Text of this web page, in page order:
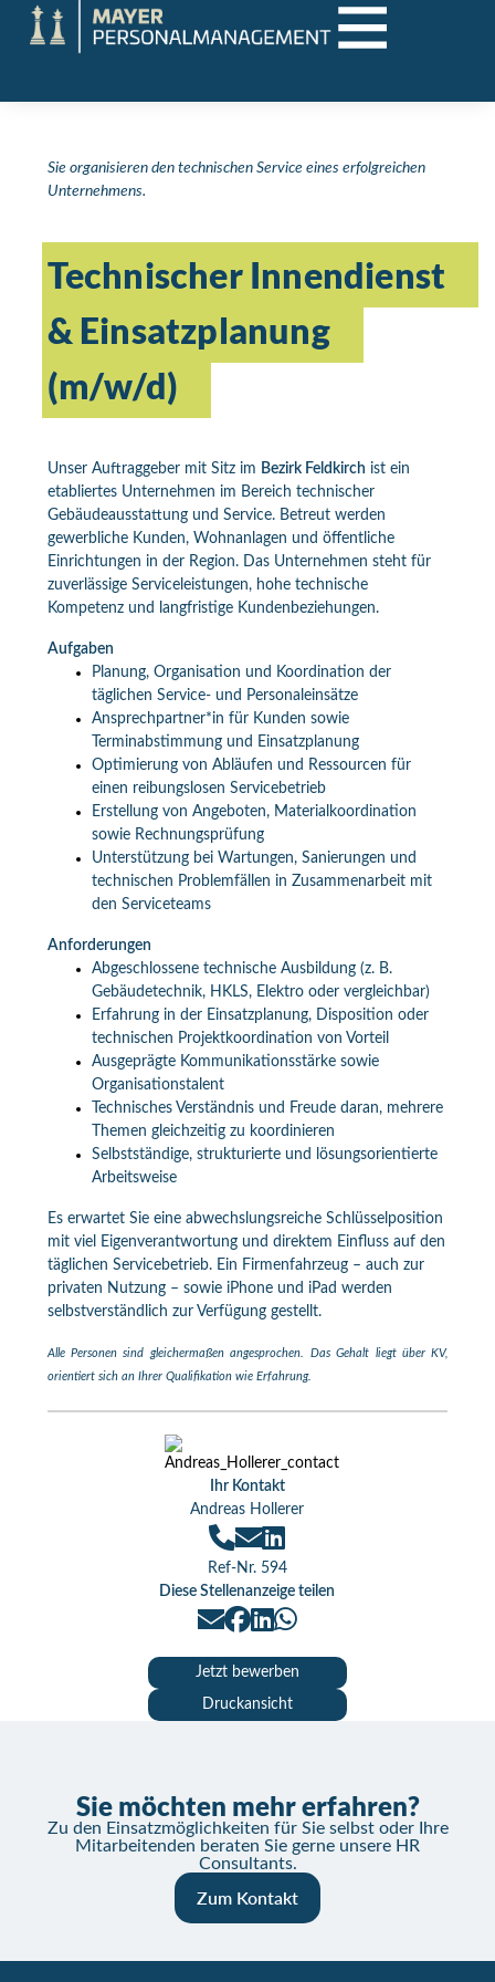
Sie organisieren den technischen Service eines erfolgreichen
Unternehmens.
Technischer Innendienst
& Einsatzplanung
(m/w/d)
Unser Auftraggeber mit Sitz im Bezirk Feldkirch ist ein
etabliertes Unternehmen im Bereich technischer
Gebäudeausstattung und Service. Betreut werden
gewerbliche Kunden, Wohnanlagen und öffentliche
Einrichtungen in der Region. Das Unternehmen steht für
zuverlässige Serviceleistungen, hohe technische
Kompetenz und langfristige Kundenbeziehungen.
Aufgaben
Planung, Organisation und Koordination der
täglichen Service- und Personaleinsätze
Ansprechpartner*in für Kunden sowie
Terminabstimmung und Einsatzplanung
Optimierung von Abläufen und Ressourcen für
einen reibungslosen Servicebetrieb
Erstellung von Angeboten, Materialkoordination
sowie Rechnungsprüfung
Unterstützung bei Wartungen, Sanierungen und
technischen Problemfällen in Zusammenarbeit mit
den Serviceteams
Anforderungen
Abgeschlossene technische Ausbildung (z. B.
Gebäudetechnik, HKLS, Elektro oder vergleichbar)
Erfahrung in der Einsatzplanung, Disposition oder
technischen Projektkoordination von Vorteil
Ausgeprägte Kommunikationsstärke sowie
Organisationstalent
Technisches Verständnis und Freude daran, mehrere
Themen gleichzeitig zu koordinieren
Selbstständige, strukturierte und lösungsorientierte
Arbeitsweise
Es erwartet Sie eine abwechslungsreiche Schlüsselposition
mit viel Eigenverantwortung und direktem Einfluss auf den
täglichen Servicebetrieb. Ein Firmenfahrzeug – auch zur
privaten Nutzung – sowie iPhone und iPad werden
selbstverständlich zur Verfügung gestellt.
Alle Personen sind gleichermaßen angesprochen. Das Gehalt liegt über KV,
orientiert sich an Ihrer Qualifikation wie Erfahrung.
Ihr Kontakt
Andreas Hollerer
Ref-Nr. 594
Diese Stellenanzeige teilen
Jetzt bewerben
Druckansicht
Sie möchten mehr erfahren?
Zu den Einsatzmöglichkeiten für Sie selbst oder Ihre
Mitarbeitenden beraten Sie gerne unsere HR
Consultants.
Zum Kontakt